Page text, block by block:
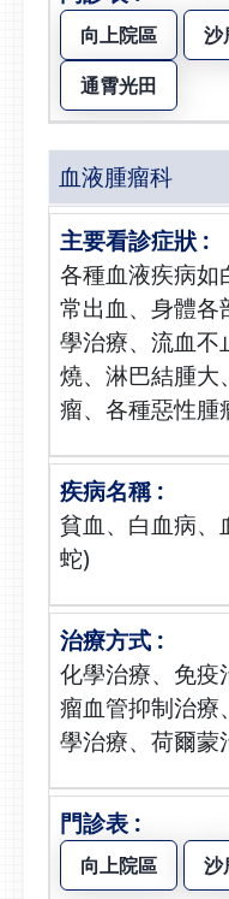
向上院區 沙
通霄光田
血液腫瘤科
各種血液疾病如
常出血、身體各
學治療、流血不
燒、淋巴結腫大
瘤、各種惡性腫
貧血、白血病、
蛇)
化學治療、免疫
瘤血管抑制治療
學治療、荷爾蒙
向上院區 沙